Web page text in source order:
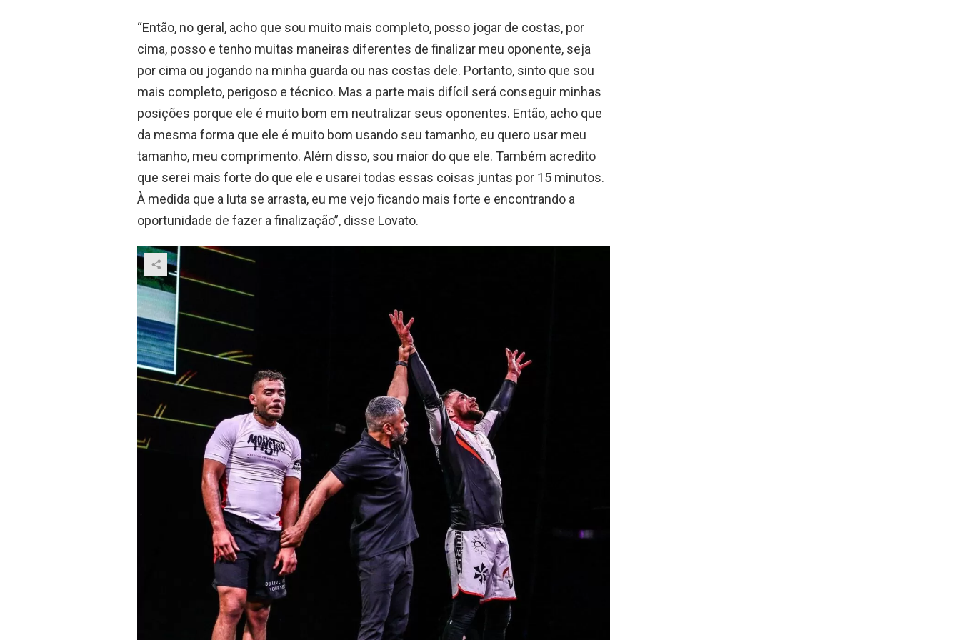
“Então, no geral, acho que sou muito mais completo, posso jogar de costas, por
cima, posso e tenho muitas maneiras diferentes de finalizar meu oponente, seja
por cima ou jogando na minha guarda ou nas costas dele. Portanto, sinto que sou
mais completo, perigoso e técnico. Mas a parte mais difícil será conseguir minhas
posições porque ele é muito bom em neutralizar seus oponentes. Então, acho que
da mesma forma que ele é muito bom usando seu tamanho, eu quero usar meu
tamanho, meu comprimento. Além disso, sou maior do que ele. Também acredito
que serei mais forte do que ele e usarei todas essas coisas juntas por 15 minutos.
À medida que a luta se arrasta, eu me vejo ficando mais forte e encontrando a
oportunidade de fazer a finalização”, disse Lovato.